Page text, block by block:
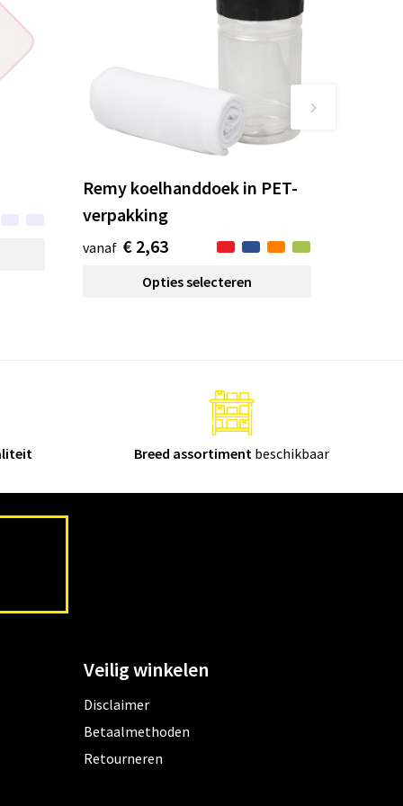
Remy koelhanddoek in PET-
verpakking
vanaf € 2,63
Opties selecteren
Breed assortiment beschikbaar
Veilig winkelen
Disclaimer
Betaalmethoden
Retourneren